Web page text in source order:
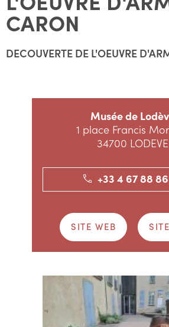
CARON
DECOUVERTE DE L'OEUVRE
Musée de
1 place Francis
34700 LODEVE
+33 4 67 88
SITE WEB